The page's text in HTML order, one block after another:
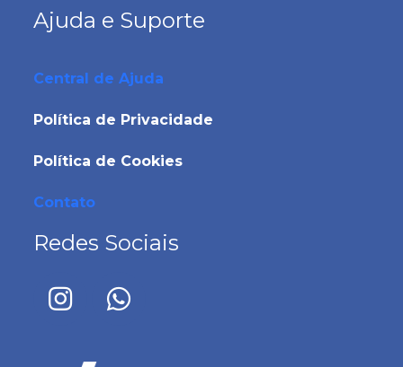
Ajuda e Suporte
Central de Ajuda
Política de Privacidade
Política de Cookies
Contato
Redes Sociais